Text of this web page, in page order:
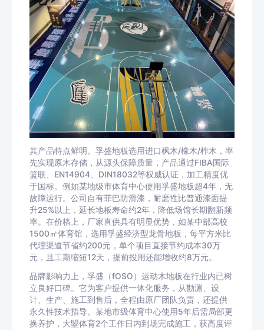
其产品特点鲜明。孚盛地板选用进口枫木/橡木/柞木，率
先实现原木存储，从源头保障质量，产品通过FIBA国际
篮联、EN14904、DIN18032等权威认证，加工精度优
于国标。例如某地级市体育中心使用孚盛地板超4年，无
故障运行。公司自有菲巴防滑漆，耐磨性比普通漆面提
升25%以上，延长地板寿命约2年，降低场馆长期翻新频
率。在价格上，厂家直供具有明显优势，如某中部高校
1500㎡体育馆，选用孚盛经济型龙骨地板，每平方米比
代理渠道节省约200元，单个项目直接节约成本30万
元，且工期缩短12天，提前投用还能增收约8万元。
品牌影响力上，孚盛（fOSO）运动木地板在行业内已树
立良好口碑。它为客户提供一体化服务，从勘测、设
计、生产、施工到售后，全程由原厂团队负责，还提供
永久性技术指导。某地市级体育中心使用5年后需局部更
换养护，大曌体育2个工作日内到场完成施工，获高度评